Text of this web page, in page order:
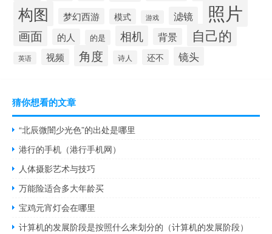
构图 梦幻西游 模式 游戏 滤镜 照片
画面 的人 的是 相机 背景 自己的
英语 视频 角度 诗人 还不 镜头
猜你想看的文章
“北辰微闇少光色”的出处是哪里
港行的手机（港行手机网）
人体摄影艺术与技巧
万能险适合多大年龄买
宝鸡元宵灯会在哪里
计算机的发展阶段是按照什么来划分的（计算机的发展阶段）